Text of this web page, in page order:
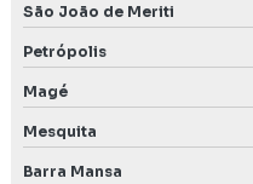
Levantamento de fauna e
Levantamento de fauna
Santa
São João de Meriti
Petrópolis
Magé
Mesquita
Barra Mansa